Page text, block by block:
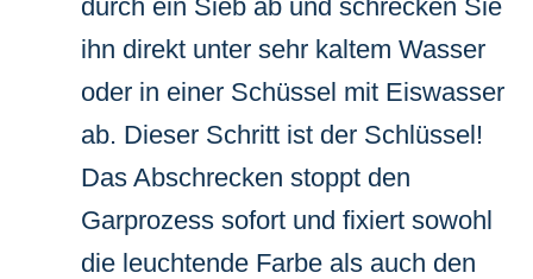
durch ein Sieb ab und schrecken Sie
ihn direkt unter sehr kaltem Wasser
oder in einer Schüssel mit Eiswasser
ab. Dieser Schritt ist der Schlüssel!
Das Abschrecken stoppt den
Garprozess sofort und fixiert sowohl
die leuchtende Farbe als auch den